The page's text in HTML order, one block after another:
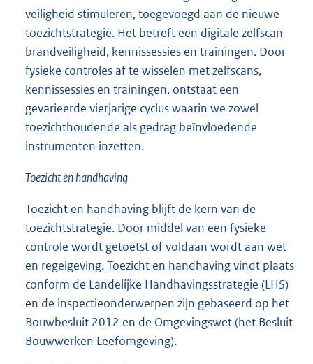
veiligheid stimuleren, toegevoegd aan de nieuwe
toezichtstrategie. Het betreft een digitale zelfscan
brandveiligheid, kennissessies en trainingen. Door
fysieke controles af te wisselen met zelfscans,
kennissessies en trainingen, ontstaat een
gevarieerde vierjarige cyclus waarin we zowel
toezichthoudende als gedrag beïnvloedende
instrumenten inzetten.
Toezicht en handhaving
Toezicht en handhaving blijft de kern van de
toezichtstrategie. Door middel van een fysieke
controle wordt getoetst of voldaan wordt aan wet-
en regelgeving. Toezicht en handhaving vindt plaats
conform de Landelijke Handhavingsstrategie (LHS)
en de inspectieonderwerpen zijn gebaseerd op het
Bouwbesluit 2012 en de Omgevingswet (het Besluit
Bouwwerken Leefomgeving).